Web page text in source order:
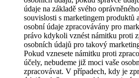
údaje na základě svého
souvislosti s marketingem produktů
osobní údaje zpracovávány pro
právo kdykoli vznést námitku proti
osobních údajů pro takový
Pokud vznesete námitku proti
účely, nebudeme již moci vaše
zpracovávat. V případech, kdy je